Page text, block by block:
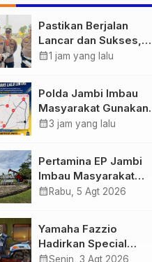
Pastikan Berjalan
Lancar dan Sukses,
Polda Jambi Siapkan
1.848 Personel Kawal
Presisi Merdeka Run
calendar_month1 jam yang lalu
Polda Jambi Imbau
Masyarakat Gunakan
Jalur Alternatif Selama
calendar_month3 jam yang lalu
Pertamina EP Jambi
Imbau Masyarakat
Tidak Beraktivitas di
Bersama
calendar_month Rabu, 5 Agt 2026
Yamaha Fazzio
Hadirkan Special
Edition Sunset Blue,
calendar_monthSenin, 3 Agt 2026